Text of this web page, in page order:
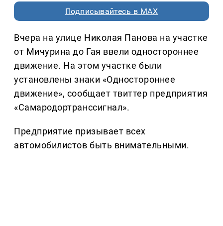
Подписывайтесь в MAX
Вчера на улице Николая Панова на участке
от Мичурина до Гая ввели одностороннее
движение. На этом участке были
установлены знаки «Одностороннее
движение», сообщает твиттер предприятия
«Самародортранссигнал».
Предприятие призывает всех
автомобилистов быть внимательными.